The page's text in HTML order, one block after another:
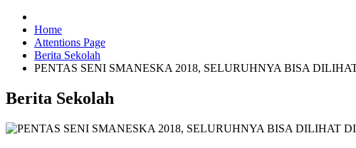
Home
Attentions Page
Berita Sekolah
PENTAS SENI SMANESKA 2018, SELURUHNYA BISA
Berita Sekolah